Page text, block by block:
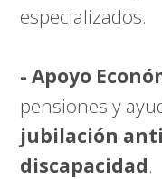
especializados.
- Apoyo
pensiones y
jubilación
discapacidad.